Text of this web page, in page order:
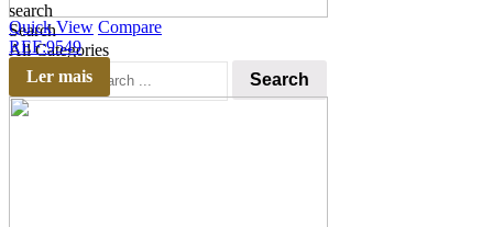
search
Search
All Categories
Search
Quick View Compare
REF:9549
Ler mais